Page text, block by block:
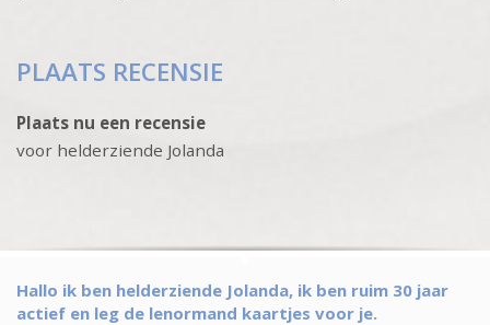
PLAATS RECENSIE
Plaats nu een recensie
voor helderziende Jolanda
Hallo ik ben helderziende Jolanda, ik ben ruim 30 jaar
actief en leg de lenormand kaartjes voor je.